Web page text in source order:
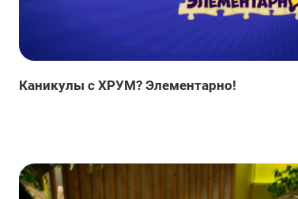
Каникулы с ХРУМ? Элементарно!